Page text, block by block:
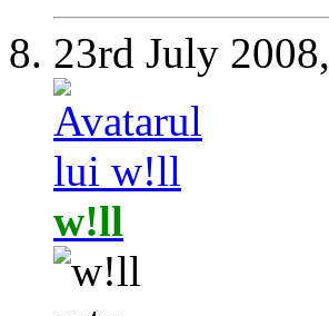
23rd July 2008,
w!ll